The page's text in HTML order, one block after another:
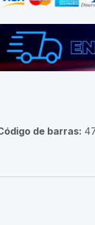
de barras: